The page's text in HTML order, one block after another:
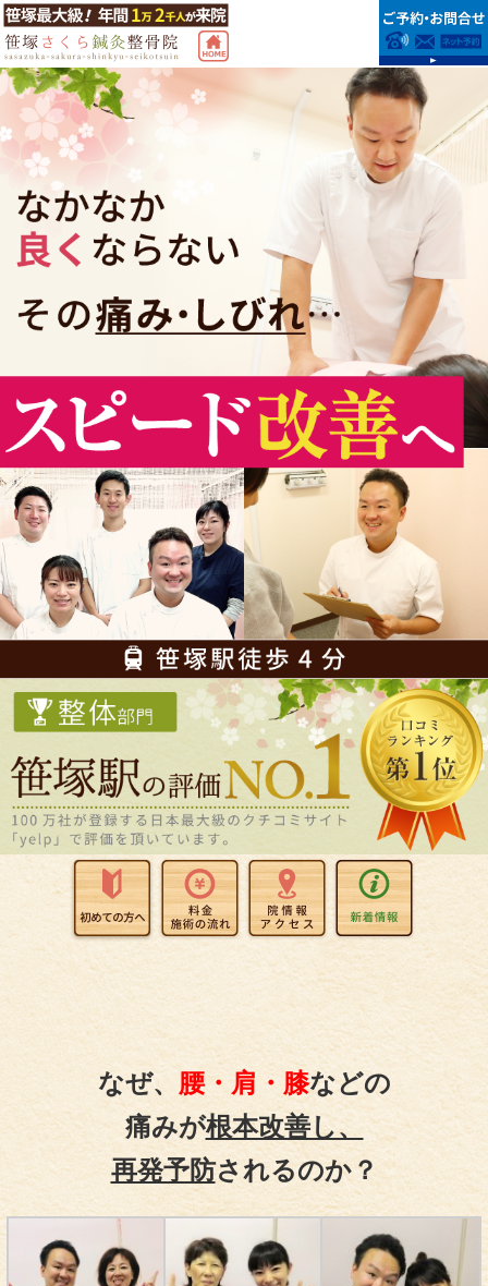
なぜ、 腰・肩・膝などの
痛みが根本改善し、
再発予防されるのか？